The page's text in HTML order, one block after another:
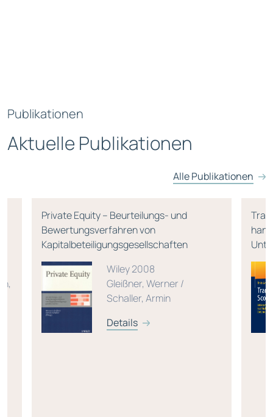
Publikationen
Aktuelle Publikationen
Alle Publikationen
Private Equity – Beurteilungs- und
Bewertungsverfahren von
Kapitalbeteiligungsgesellschaften
Wiley 2008
Gleißner, Werner /
Schaller, Armin
Details